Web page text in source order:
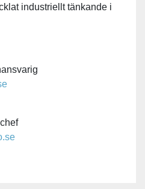
industriellt tänkande i